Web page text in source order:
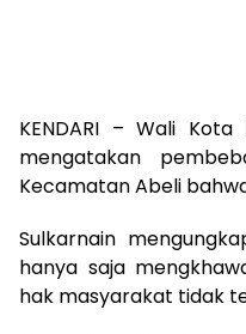
KENDARI – Wali
mengatakan
Kecamatan Abeli
Sulkarnain
hanya saja
hak masyarakat tidak